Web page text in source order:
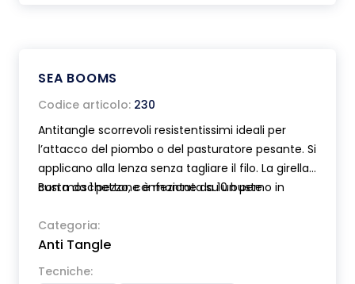
SEA BOOMS
Codice articolo: 230
Antitangle scorrevoli resistentissimi ideali per
l’attacco del piombo o del pasturatore pesante. Si
applicano alla lenza senza tagliare il filo. La girella
con moschettone è montata su un perno in
in due diverse misure.
Busta da 1 pezzo, confezione da 10 buste.
Categoria:
Anti Tangle
Tecniche: